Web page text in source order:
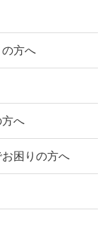
方へ
方へ
困りの方へ